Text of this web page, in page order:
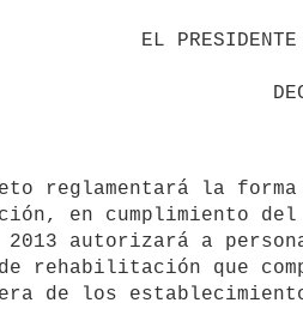
en cumplimiento
2013 autorizará a
de rehabilitación que